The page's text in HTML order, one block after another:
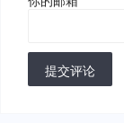
提交评论